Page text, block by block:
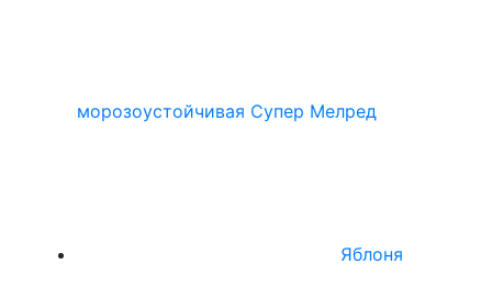
морозоустойчивая Супер Мелред
Яблоня